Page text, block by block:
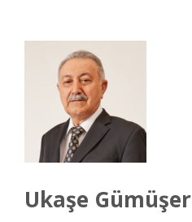
Ukaşe Gümüşer